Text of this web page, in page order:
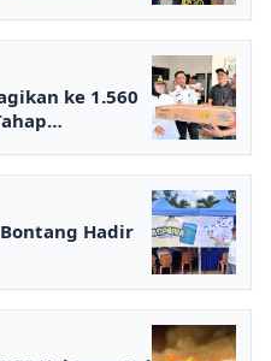
ke 1.560
Hadir